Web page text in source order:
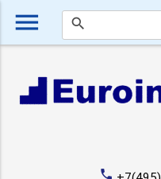
menu search
phone